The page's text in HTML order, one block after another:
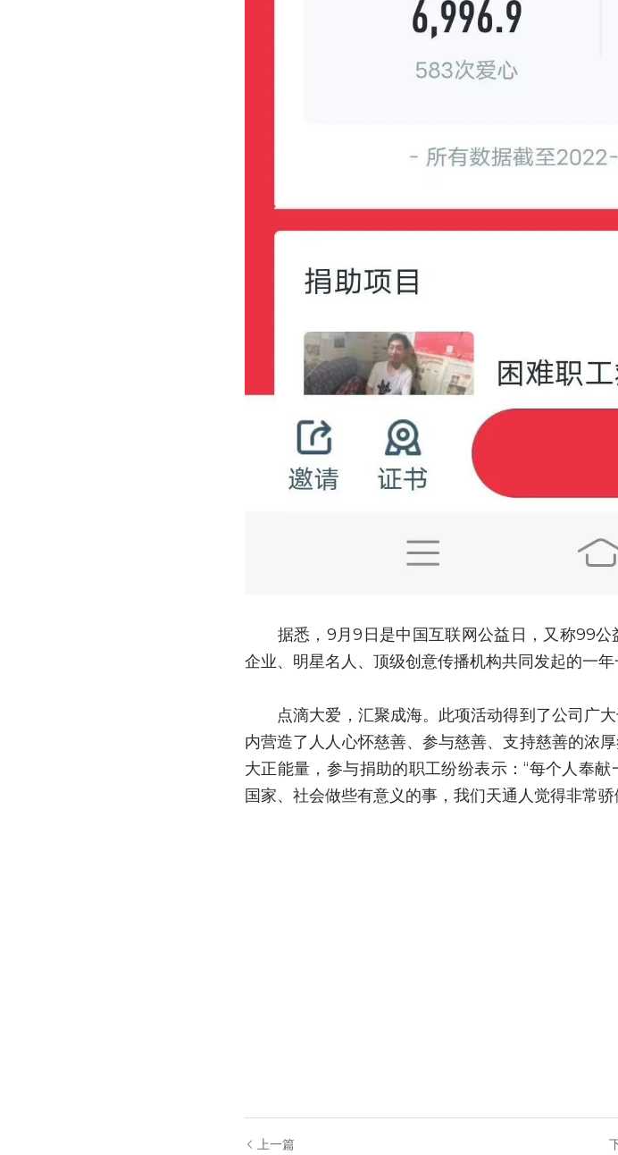
据悉，9月9日是中国互联网公益日，又称99公
企业、明星名人、顶级创意传播机构共同发起的一年
点滴大爱，汇聚成海。此项活动得到了公司广大
内营造了人人心怀慈善、参与慈善、支持慈善的浓
大正能量，参与捐助的职工纷纷表示：“每个人奉
国家、社会做些有意义的事，我们天通人觉得非常骄
上一篇